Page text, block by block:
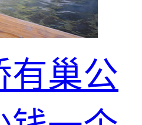
有巢公